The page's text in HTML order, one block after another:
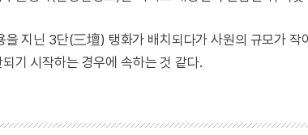
을 지닌 3단(三壇) 탱화가 배치되다가 사원의 규모가 작
기 시작하는 경우에 속하는 것 같다.